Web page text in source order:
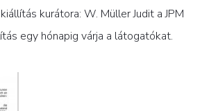
kurátora: W. Müller Judit a JPM
egy hónapig várja a látogatókat.